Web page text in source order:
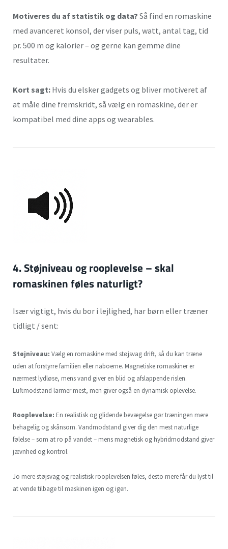
Motiveres du af statistik og data? Så find en romaskine
med avanceret konsol, der viser puls, watt, antal tag, tid
pr. 500 m og kalorier – og gerne kan gemme dine
resultater.
Kort sagt: Hvis du elsker gadgets og bliver motiveret af
at måle dine fremskridt, så vælg en romaskine, der er
kompatibel med dine apps og wearables.
4. Støjniveau og rooplevelse – skal
romaskinen føles naturligt?
Især vigtigt, hvis du bor i lejlighed, har børn eller træner
tidligt / sent:
Støjniveau: Vælg en romaskine med støjsvag drift, så du kan træne
uden at forstyrre familien eller naboerne. Magnetiske romaskiner er
nærmest lydløse, mens vand giver en blid og afslappende rislen.
Luftmodstand larmer mest, men giver også en dynamisk oplevelse.
Rooplevelse: En realistisk og glidende bevægelse gør træningen mere
behagelig og skånsom. Vandmodstand giver dig den mest naturlige
følelse – som at ro på vandet – mens magnetisk og hybridmodstand giver
jævnhed og kontrol.
Jo mere støjsvag og realistisk rooplevelsen føles, desto mere får du lyst til
at vende tilbage til maskinen igen og igen.